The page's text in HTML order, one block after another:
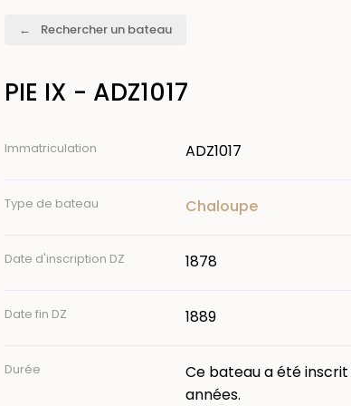
Rechercher un bateau
PIE IX - ADZ1017
Immatriculation ADZ1017
Type de bateau Chaloupe
Date d'inscription DZ 1878
Date fin DZ 1889
Durée
Ce bateau a été inscrit
années.